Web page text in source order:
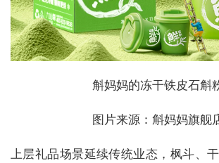
斛妈妈的冻干铁皮石斛
图片来源：斛妈妈旗舰
上层礼品场景延续传统业态，枫斗、